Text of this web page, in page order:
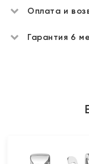
Оплата и
Гарантия 6